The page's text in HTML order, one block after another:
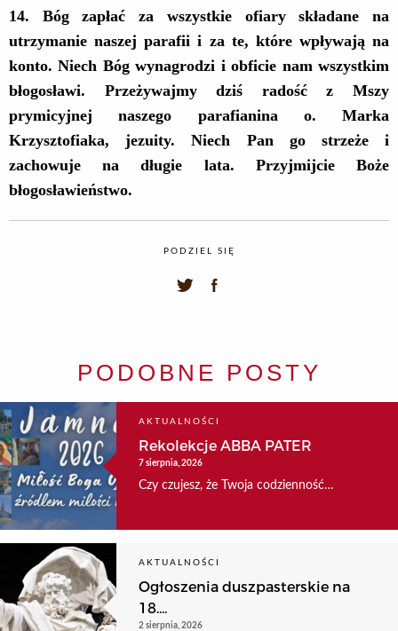
14. Bóg zapłać za wszystkie ofiary składane na
utrzymanie naszej parafii i za te, które wpływają na
konto. Niech Bóg wynagrodzi i obficie nam wszystkim
błogosławi. Przeżywajmy dziś radość z Mszy
prymicyjnej naszego parafianina o. Marka
Krzysztofiaka, jezuity. Niech Pan go strzeże i
zachowuje na długie lata. Przyjmijcie Boże
błogosławieństwo.
PODZIEL SIĘ
PODOBNE POSTY
AKTUALNOŚCI
Rekolekcje ABBA PATER
7 sierpnia, 2026
Czy czujesz, że Twoja codzienność…
AKTUALNOŚCI
Ogłoszenia duszpasterskie na
18....
2 sierpnia, 2026